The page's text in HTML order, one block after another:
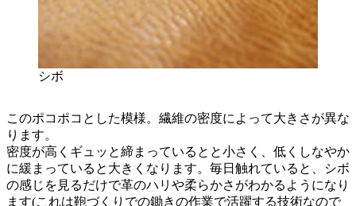
シボ
このポコポコとした模様。繊維の密度によって大きさが異な
ります。
密度が高くギュッと締まっているとと小さく、低くしなやか
に緩まっていると大きくなります。毎日触れていると、シボ
の感じを見るだけで革のハリや柔らかさがわかるようになり
ます(これは鞄づくりでの鋤きの作業で活躍する技術なので